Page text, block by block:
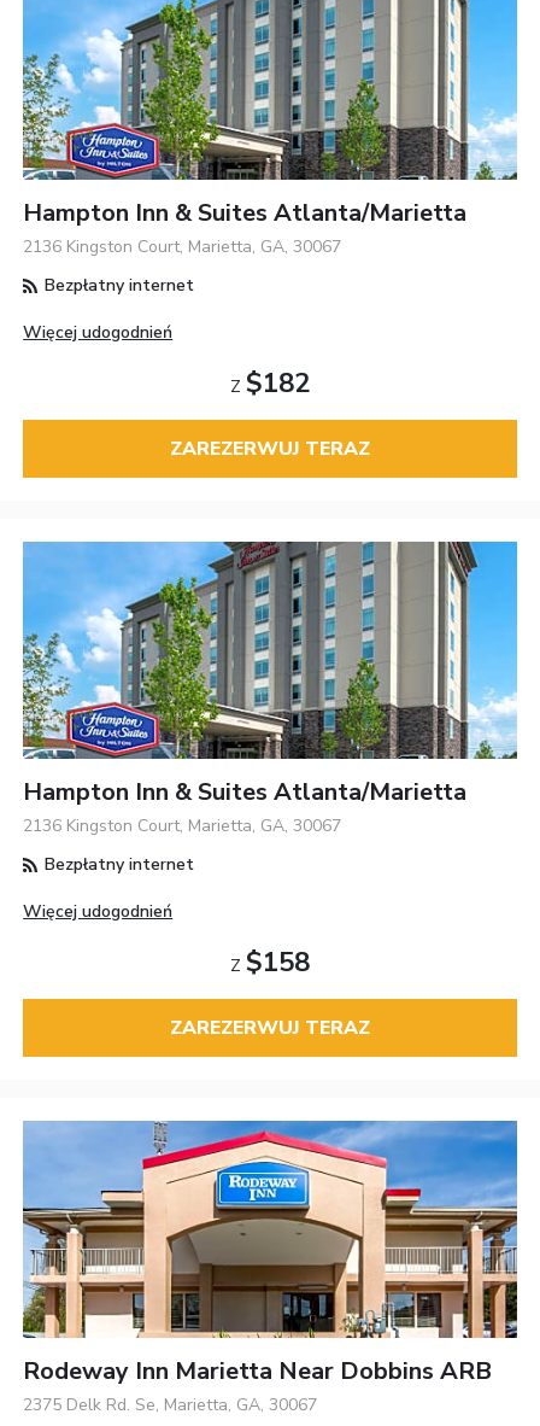
Hampton Inn & Suites Atlanta/Marietta
2136 Kingston Court, Marietta, GA, 30067
Bezpłatny internet
Więcej udogodnień
Z $182
ZAREZERWUJ TERAZ
Hampton Inn & Suites Atlanta/Marietta
2136 Kingston Court, Marietta, GA, 30067
Bezpłatny internet
Więcej udogodnień
Z $158
ZAREZERWUJ TERAZ
Rodeway Inn Marietta Near Dobbins ARB
2375 Delk Rd. Se, Marietta, GA, 30067